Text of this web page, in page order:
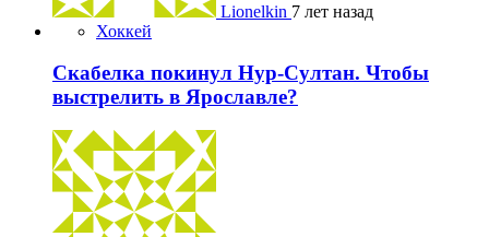
Lionelkin 7 лет назад
Хоккей
Скабелка покинул Нур-Султан. Чтобы
выстрелить в Ярославле?